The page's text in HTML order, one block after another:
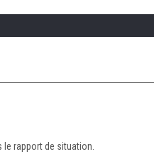
rapport de situation.